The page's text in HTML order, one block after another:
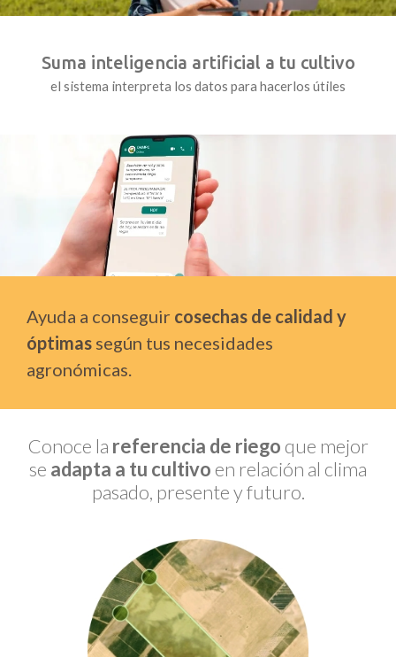
Suma inteligencia artificial a tu cultivo
el sistema interpreta los datos para hacerlos útiles
Ayuda a conseguir cosechas de calidad y
óptimas según tus necesidades
agronómicas.
Conoce la referencia de riego que mejor
se adapta a tu cultivo en relación al clima
pasado, presente y futuro.